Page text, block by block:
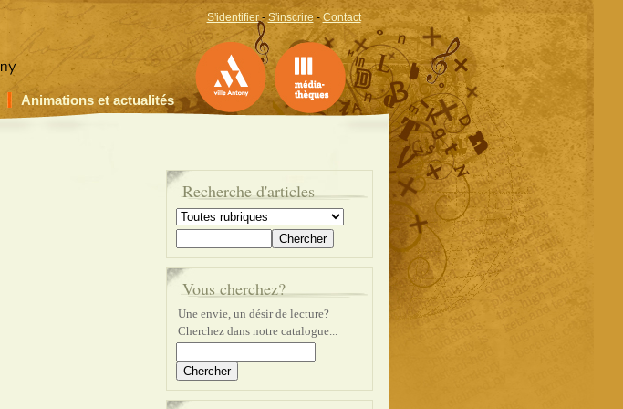
S'identifier - S'inscrire -Contact
Animations et actualités
Recherche d'articles
Vous cherchez?
Une envie, un désir de lecture?
Cherchez dans notre catalogue...